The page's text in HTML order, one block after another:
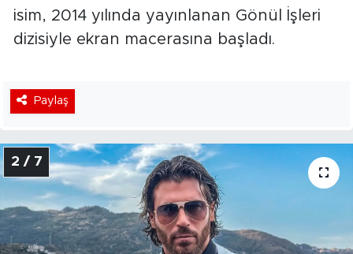
isim, 2014 yılında yayınlanan Gönül İşleri
dizisiyle ekran macerasına başladı.
Paylaş
2 / 7